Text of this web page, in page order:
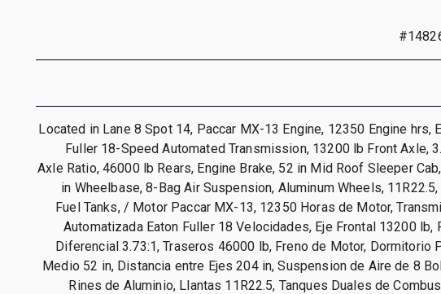
Located in Lane 8 Spot 14, Paccar MX-13 Engine, 12350 Engine hrs,
Fuller 18-Speed Automated Transmission, 13200 lb Front Axle,
Axle Ratio, 46000 lb Rears, Engine Brake, 52 in Mid Roof Sleeper
in Wheelbase, 8-Bag Air Suspension, Aluminum Wheels, 11R22.5,
Fuel Tanks, / Motor Paccar MX-13, 12350 Horas de Motor,
Automatizada Eaton Fuller 18 Velocidades, Eje Frontal 13200 lb,
Diferencial 3.73:1, Traseros 46000 lb, Freno de Motor, Dormitorio
Medio 52 in, Distancia entre Ejes 204 in, Suspension de Aire de 8
Rines de Aluminio, Llantas 11R22.5, Tanques Duales de